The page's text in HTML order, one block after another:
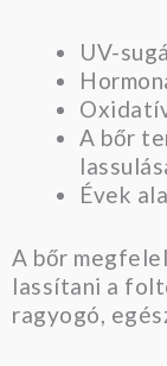
UV-
A bőr
Évek
A bőr
lassítani a
ragyogó,